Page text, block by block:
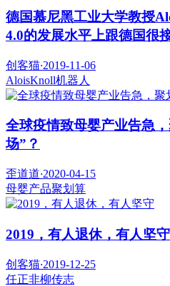
德国慕尼黑工业大学教授
4.0的发展水平上跟德国很
创客猫·2019-11-06
AloisKnoll机器人
全球疫情致母婴产业告急
场”？
歪道道·2020-04-15
母婴产品聚划算
2019，有人退休，有人坚守
创客猫·2019-12-25
任正非柳传志